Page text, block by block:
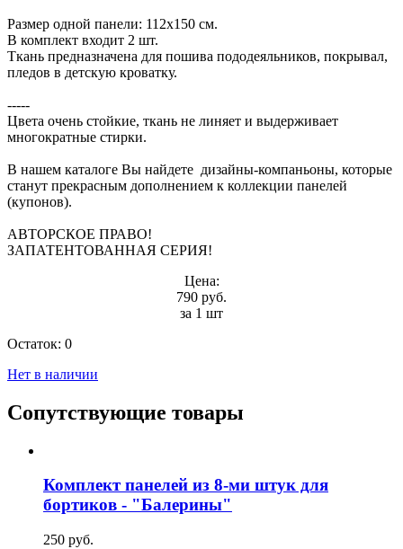
Размер одной панели: 112х150 см.
В комплект входит 2 шт.
Ткань предназначена для пошива пододеяльников, покрывал,
пледов в детскую кроватку.
-----
Цвета очень стойкие, ткань не линяет и выдерживает
многократные стирки.
В нашем каталоге Вы найдете дизайны-компаньоны, которые
станут прекрасным дополнением к коллекции панелей
(купонов).
АВТОРСКОЕ ПРАВО!
ЗАПАТЕНТОВАННАЯ СЕРИЯ!
Цена:
790 руб.
за 1 шт
Остаток: 0
Нет в наличии
Сопутствующие товары
Комплект панелей из 8-ми штук для
бортиков - "Балерины"
250 руб.